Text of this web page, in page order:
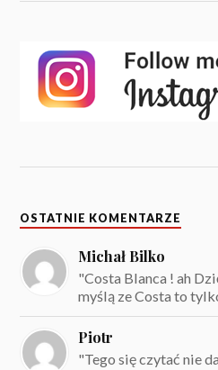
OSTATNIE KOMENTARZE
Michał Bilko
"Costa Blanca ! ah
myślą ze Costa to
Piotr
"Tego się czytać nie